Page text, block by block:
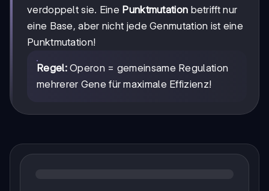
verdoppelt sie. Eine Punktmutation betrifft nur
eine Base, aber nicht jede Genmutation ist eine
Punktmutation!
Regel:Operon = gemeinsame Regulation
mehrerer Gene für maximale Effizienz!